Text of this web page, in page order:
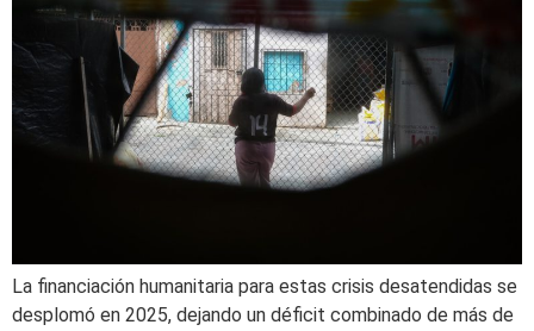
La financiación humanitaria para estas crisis desatendidas se
desplomó en 2025, dejando un déficit combinado de más de